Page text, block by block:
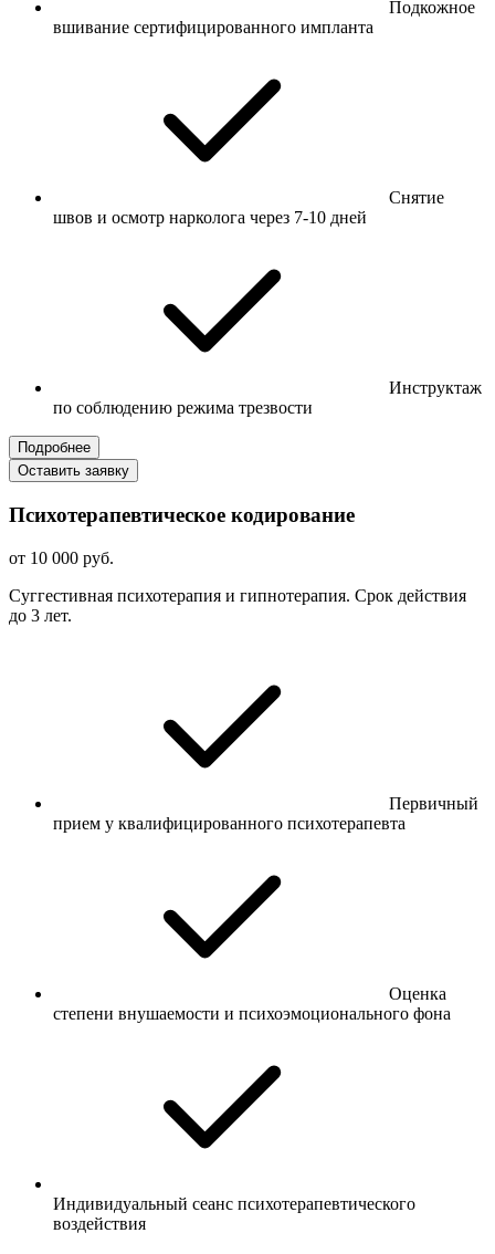
Подкожное
вшивание сертифицированного импланта
Снятие
швов и осмотр нарколога через 7-10 дней
Инструктаж
по соблюдению режима трезвости
Подробнее
Оставить заявку
Психотерапевтическое кодирование
от 10 000 руб.
Суггестивная психотерапия и гипнотерапия. Срок действия
до 3 лет.
Первичный
прием у квалифицированного психотерапевта
Оценка
степени внушаемости и психоэмоционального фона
Индивидуальный сеанс психотерапевтического
воздействия